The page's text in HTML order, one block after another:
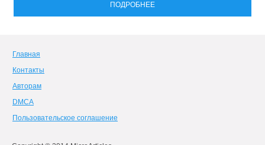
ПОДРОБНЕЕ
Главная
Контакты
Авторам
DMCA
Пользовательское соглашение